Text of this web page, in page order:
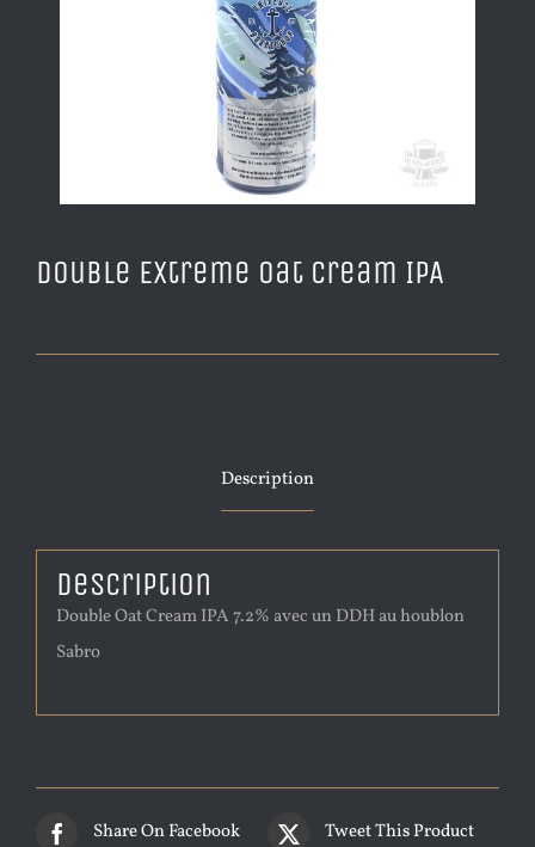
Double Extreme Oat Cream IPA
Description
Description
Double Oat Cream IPA 7.2% avec un DDH au houblon
Sabro
Share On Facebook Tweet This Product